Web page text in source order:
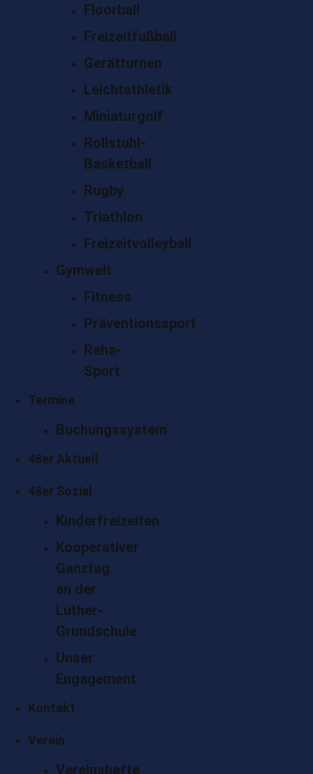
Floorball
Freizeitfußball
Gerätturnen
Leichtathletik
Miniaturgolf
Rollstuhl-
Basketball
Rugby
Triathlon
Freizeitvolleyball
Gymwelt
Fitness
Präventionssport
Reha-
Sport
Termine
Buchungssystem
48er Aktuell
48er Sozial
Kinderfreizeiten
Kooperativer
Ganztag
an der
Luther-
Grundschule
Unser
Engagement
Kontakt
Verein
Vereinshefte